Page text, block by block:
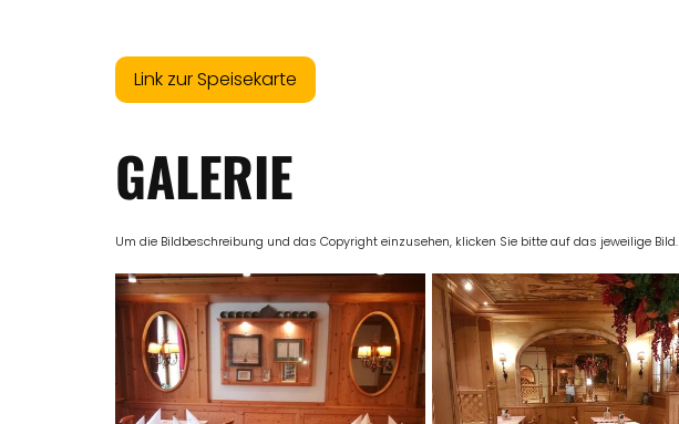
Link zur Speisekarte
GALERIE
Um die Bildbeschreibung und das Copyright einzusehen, klicken Sie bitte auf das jeweilige Bild.